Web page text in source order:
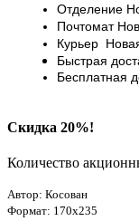
Отделение
Почтомат
Курьер
Быстрая
Бесплатная
Скидка 20%!
Количество
Автор: Косован
Формат: 170х235